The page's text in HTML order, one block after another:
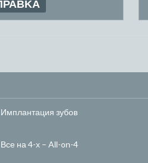
Имплантация зубов
Все на 4-х – All-on-4